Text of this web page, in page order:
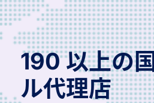
190 以上の
ル代理店